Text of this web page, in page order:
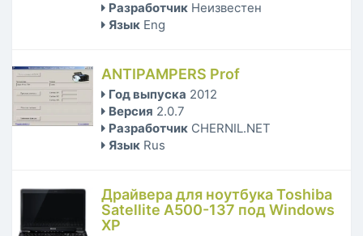
Разработчик Неизвестен
Язык Eng
ANTIPAMPERS Prof
Год выпуска 2012
Версия 2.0.7
Разработчик CHERNIL.NET
Язык Rus
Драйвера для ноутбука Toshiba
Satellite A500-137 под Windows
XP